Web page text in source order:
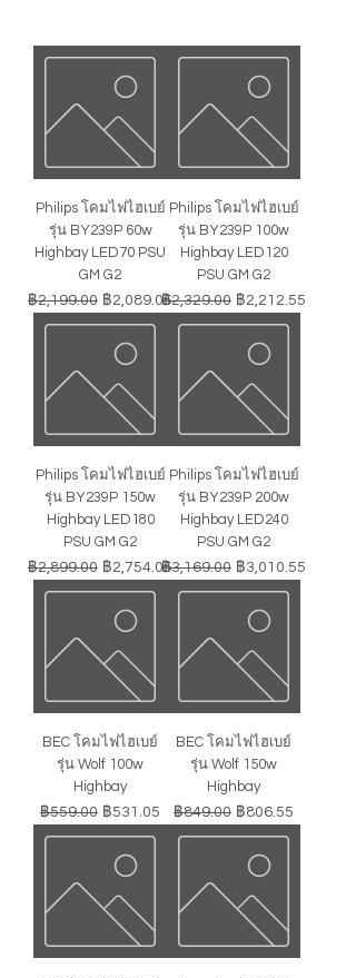
Philips โคมไฟไฮเบย์
รุ่น BY239P 60w
Highbay LED70 PSU
GM G2
ราคาปกติ
฿2,199.00 ราคาขายลด
฿2,089.05
Philips โคมไฟไฮเบย์
รุ่น BY239P 100w
Highbay LED120
PSU GM G2
ราคาปกติ
฿2,329.00 ราคาขายลด
฿2,212.55
Philips โคมไฟไฮเบย์
รุ่น BY239P 150w
Highbay LED180
PSU GM G2
ราคาปกติ
฿2,899.00 ราคาขายลด
฿2,754.05
Philips โคมไฟไฮเบย์
รุ่น BY239P 200w
Highbay LED240
PSU GM G2
ราคาปกติ
฿3,169.00 ราคาขายลด
฿3,010.55
BEC โคมไฟไฮเบย์
รุ่น Wolf 100w
Highbay
ราคาปกติ
฿559.00 ราคาขายลด
฿531.05
BEC โคมไฟไฮเบย์
รุ่น Wolf 150w
Highbay
ราคาปกติ
฿849.00 ราคาขายลด
฿806.55